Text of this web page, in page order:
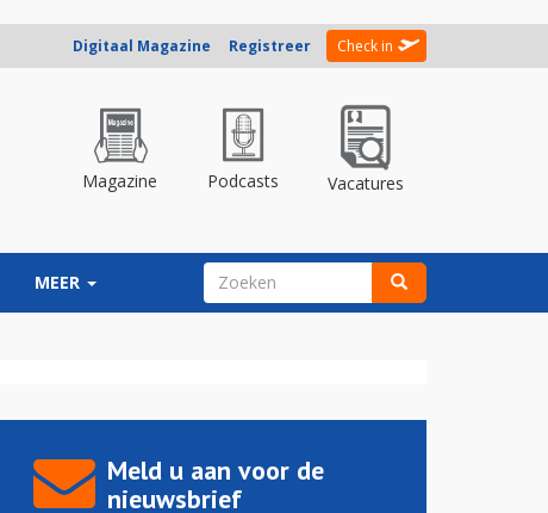
Digitaal Magazine Registreer Check in
Magazine Podcasts Vacatures
MEER ZOEKVELD
Meld u aan voor de
nieuwsbrief